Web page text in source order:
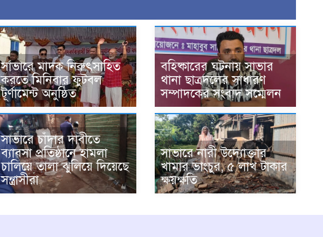
সাভারে মাদক নিরুৎসাহিত
করতে মিনিবার ফুটবল
টূর্ণামেন্ট অনুষ্ঠিত
বহিষ্কারের ঘটনায় সাভার
থানা ছাত্রদলের সাধারণ
সম্পাদকের সংবাদ সম্মেলন
সাভারে চাঁদার দাবীতে
ব্যাবসা প্রতিষ্ঠানে হামলা
চালিয়ে তালা ঝুলিয়ে দিয়েছে
সন্ত্রাসীরা
সাভারে নারী উদ্যোক্তার
খামার ভাংচুর, ৫ লাখ টাকার
ক্ষয়ক্ষতি